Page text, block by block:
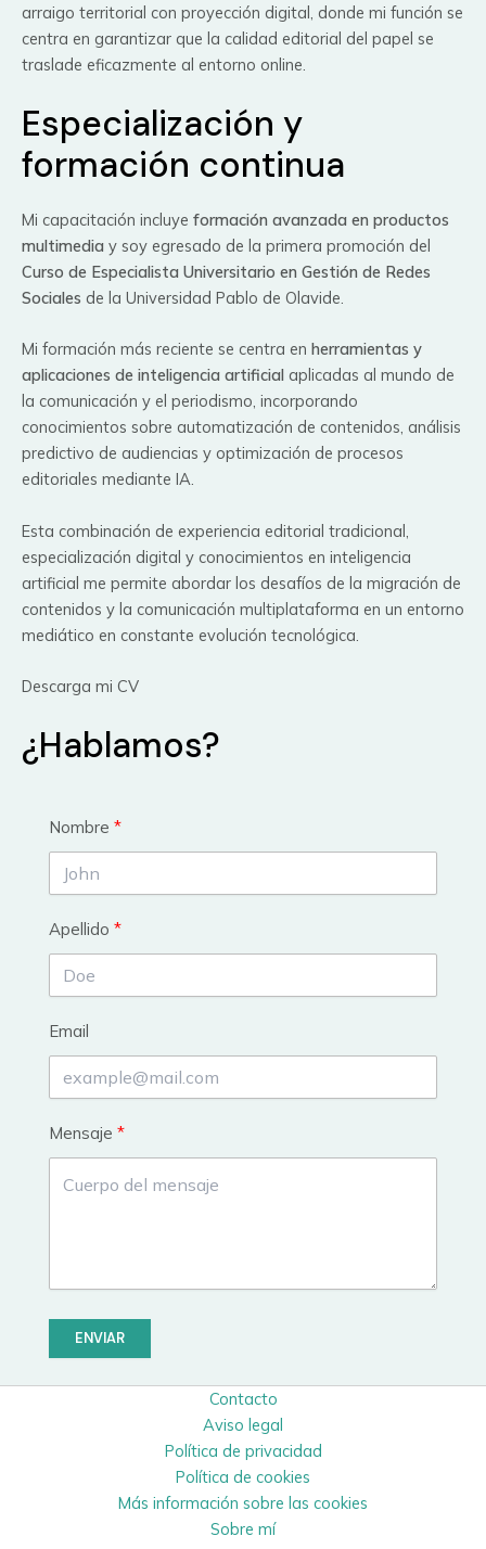
arraigo territorial con proyección digital, donde mi función se
centra en garantizar que la calidad editorial del papel se
traslade eficazmente al entorno online.
Especialización y
formación continua
Mi capacitación incluye formación avanzada en productos
multimedia y soy egresado de la primera promoción del
Curso de Especialista Universitario en Gestión de Redes
Sociales de la Universidad Pablo de Olavide.
Mi formación más reciente se centra en herramientas y
aplicaciones de inteligencia artificial aplicadas al mundo de
la comunicación y el periodismo, incorporando
conocimientos sobre automatización de contenidos, análisis
predictivo de audiencias y optimización de procesos
editoriales mediante IA.
Esta combinación de experiencia editorial tradicional,
especialización digital y conocimientos en inteligencia
artificial me permite abordar los desafíos de la migración de
contenidos y la comunicación multiplataforma en un entorno
mediático en constante evolución tecnológica.
Descarga mi CV
¿Hablamos?
Nombre
Apellido
Email
Mensaje
ENVIAR
Contacto
Aviso legal
Política de privacidad
Política de cookies
Más información sobre las cookies
Sobre mí